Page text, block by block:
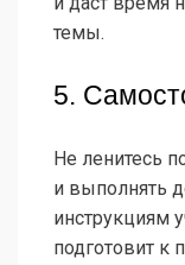
темы.
5.
Не ленитесь
и выполнять
инструкциям
подготовит